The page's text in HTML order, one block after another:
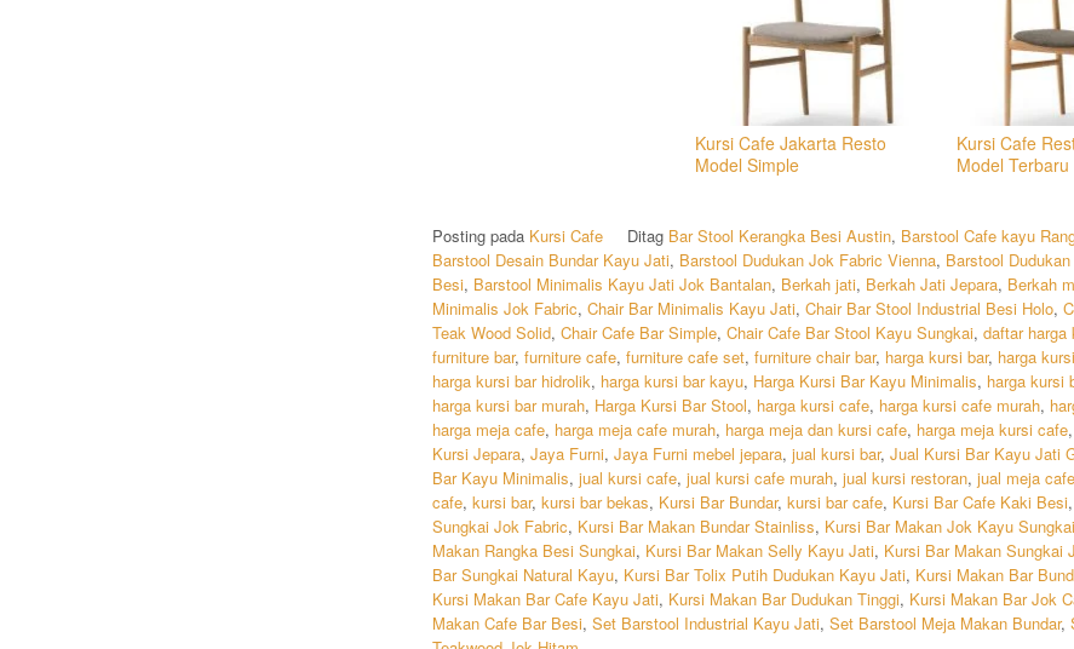
Kursi Cafe Jakarta Resto
Model Simple
Kursi Cafe
Model Terbaru
Posting pada Kursi Cafe Ditag Bar Stool Kerangka Besi Austin, Barstool Cafe kayu
Barstool Desain Bundar Kayu Jati, Barstool Dudukan Jok Fabric Vienna, Barstool
Besi, Barstool Minimalis Kayu Jati Jok Bantalan, Berkah jati, Berkah Jati Jepara, Berkah
Minimalis Jok Fabric, Chair Bar Minimalis Kayu Jati, Chair Bar Stool Industrial Besi Holo,
Teak Wood Solid, Chair Cafe Bar Simple, Chair Cafe Bar Stool Kayu Sungkai, daftar harga
furniture bar, furniture cafe, furniture cafe set, furniture chair bar, harga kursi bar, harga
harga kursi bar hidrolik, harga kursi bar kayu, Harga Kursi Bar Kayu Minimalis, harga kursi
harga kursi bar murah, Harga Kursi Bar Stool, harga kursi cafe, harga kursi cafe murah,
harga meja cafe, harga meja cafe murah, harga meja dan kursi cafe, harga meja kursi cafe,
Kursi Jepara, Jaya Furni, Jaya Furni mebel jepara, jual kursi bar, Jual Kursi Bar Kayu Jati
Bar Kayu Minimalis, jual kursi cafe, jual kursi cafe murah, jual kursi restoran, jual meja cafe
cafe, kursi bar, kursi bar bekas, Kursi Bar Bundar, kursi bar cafe, Kursi Bar Cafe Kaki Besi,
Sungkai Jok Fabric, Kursi Bar Makan Bundar Stainliss, Kursi Bar Makan Jok Kayu Sungkai
Makan Rangka Besi Sungkai, Kursi Bar Makan Selly Kayu Jati, Kursi Bar Makan Sungkai
Bar Sungkai Natural Kayu, Kursi Bar Tolix Putih Dudukan Kayu Jati, Kursi Makan Bar
Kursi Makan Bar Cafe Kayu Jati, Kursi Makan Bar Dudukan Tinggi, Kursi Makan Bar Jok
Makan Cafe Bar Besi, Set Barstool Industrial Kayu Jati, Set Barstool Meja Makan Bundar,